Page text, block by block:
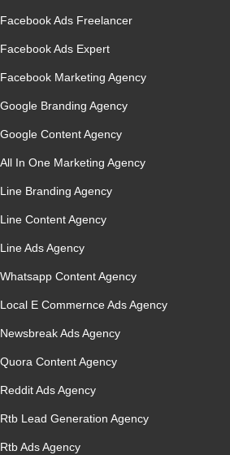
Facebook Ads Freelancer
Facebook Ads Expert
Facebook Marketing Agency
Google Branding Agency
Google Content Agency
All In One Marketing Agency
Line Branding Agency
Line Content Agency
Line Ads Agency
Whatsapp Content Agency
Local E Commernce Ads Agency
Newsbreak Ads Agency
Quora Content Agency
Reddit Ads Agency
Rtb Lead Generation Agency
Rtb Ads Agency